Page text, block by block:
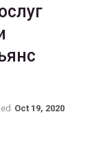
Oct 19, 2020